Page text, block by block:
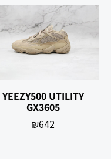
YEEZY500 UTILITY
GX3605
₪642